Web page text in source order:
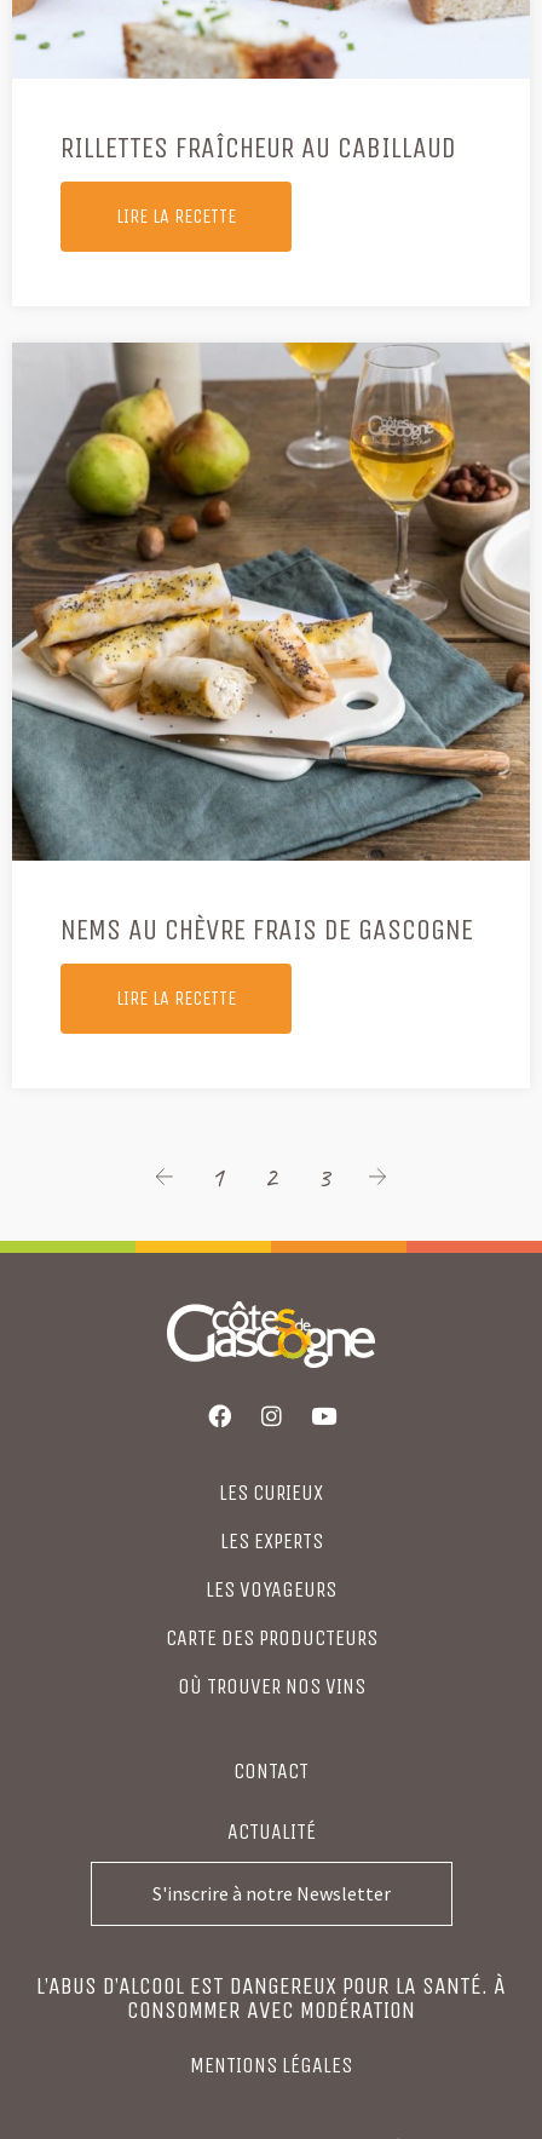
RILLETTES FRAÎCHEUR AU CABILLAUD
LIRE LA RECETTE
NEMS AU CHÈVRE FRAIS DE GASCOGNE
LIRE LA RECETTE
1 2 3
LES CURIEUX
LES EXPERTS
LES VOYAGEURS
CARTE DES PRODUCTEURS
OÙ TROUVER NOS VINS
CONTACT
ACTUALITÉ
S'inscrire à notre Newsletter
L’ABUS D’ALCOOL EST DANGEREUX POUR LA SANTÉ. À
CONSOMMER AVEC MODÉRATION
MENTIONS LÉGALES